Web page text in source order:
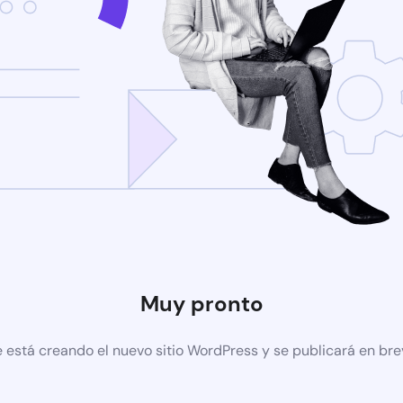
Muy pronto
está creando el nuevo sitio WordPress y se publicará en